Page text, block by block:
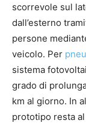
scorrevole sul
dall’esterno
persone
veicolo. Per
sistema
grado di
km al giorno. In
prototipo resta